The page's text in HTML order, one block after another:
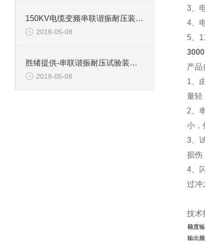
150KV电缆变频串联谐振耐压装置介绍
2018-05-08
胜绪提供-串联谐振耐压试验装置主要功能
2018-05-08
3、
4、
5、
产品
1、
量轻
2、
小，
3、
损伤
4、
过冲
技术
额度
输出